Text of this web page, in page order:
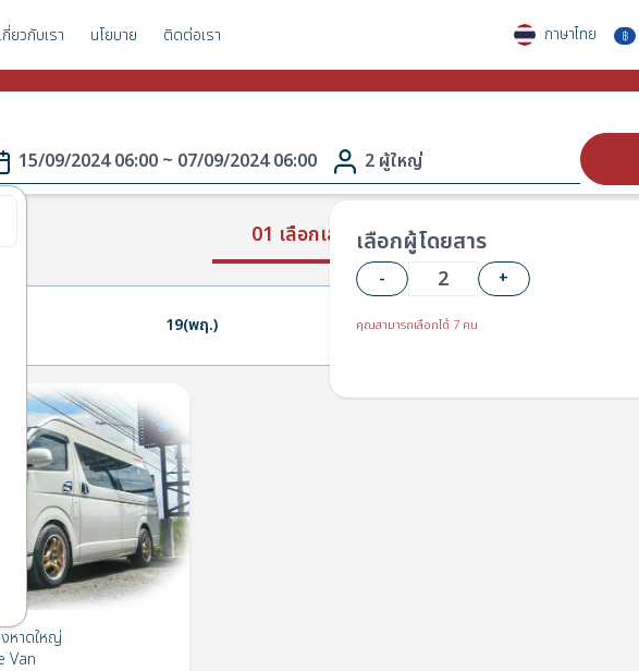
เกี่ยวกับเรา นโยบาย ติดต่อเรา ภาษาไทย ฿
15/09/2024 06:00 ~ 07/09/2024 06:00 2 ผู้ใหญ่
เลือกผู้โดยสาร
- +
คุณสามารถเลือกได้ 7 คน
01 เลือกเส้นทาง 02 ผู้โดยสาร
19(พฤ.) 20(ศ.)
หาดใหญ่
Van